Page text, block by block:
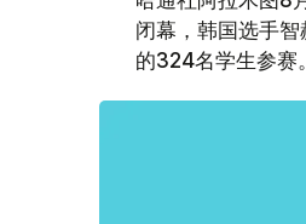
闭幕，韩国选手
的324名学生参赛。